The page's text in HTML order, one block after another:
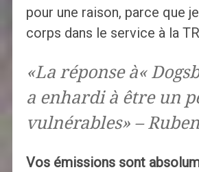
pour une raison, parce que
corps dans le service à la
«La réponse à«
a enhardi à être un
vulnérables» –
Vos émissions sont